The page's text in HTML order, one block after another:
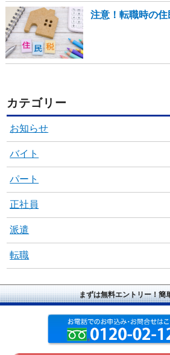
注意！転職時の
カテゴリー
お知らせ
バイト
パート
正社員
派遣
転職
まずは無料エントリー！簡